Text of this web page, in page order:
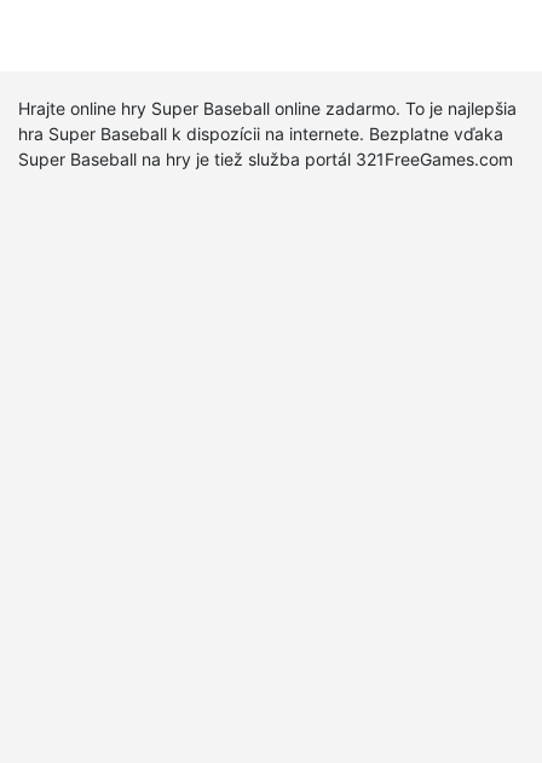
Hrajte online hry Super Baseball online zadarmo. To je najlepšia
hra Super Baseball k dispozícii na internete. Bezplatne vďaka
Super Baseball na hry je tiež služba portál 321FreeGames.com